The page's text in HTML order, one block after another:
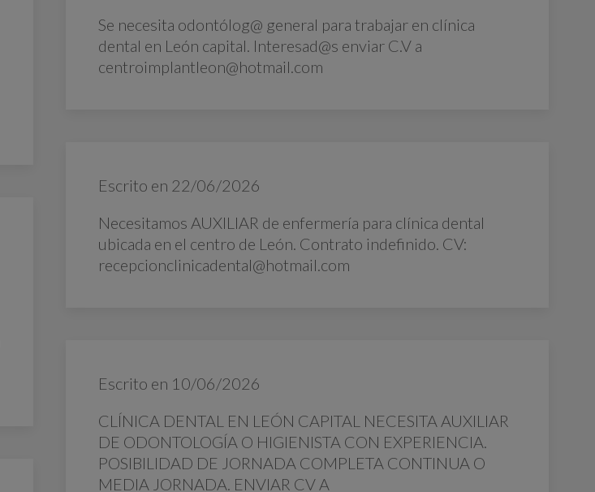
Se necesita odontólog@ general para trabajar en clínica
dental en León capital. Interesad@s enviar C.V a
centroimplantleon@hotmail.com
Escrito en 22/06/2026
Necesitamos AUXILIAR de enfermería para clínica dental
ubicada en el centro de León. Contrato indefinido. CV:
recepcionclinicadental@hotmail.com
Escrito en 10/06/2026
CLÍNICA DENTAL EN LEÓN CAPITAL NECESITA AUXILIAR
DE ODONTOLOGÍA O HIGIENISTA CON EXPERIENCIA.
POSIBILIDAD DE JORNADA COMPLETA CONTINUA O
MEDIA JORNADA. ENVIAR CV A